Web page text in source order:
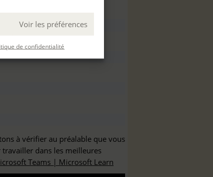
Voir les préférences
de confidentialité
à vérifier au préalable que vous
dans les meilleures
Teams | Microsoft Learn